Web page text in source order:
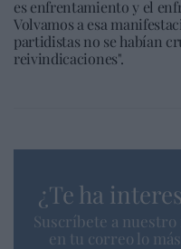
es enfrentamiento y el
Volvamos a esa
partidistas no se habían
reivindicaciones".
¿Te ha
Suscríbete a
en tu correo lo